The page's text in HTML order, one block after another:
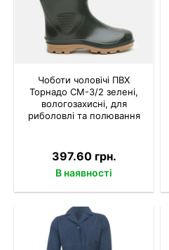
Чоботи чоловічі ПВХ
Торнадо СМ-3/2 зелені,
вологозахисні, для
риболовлі та полювання
397.60 грн.
В наявності